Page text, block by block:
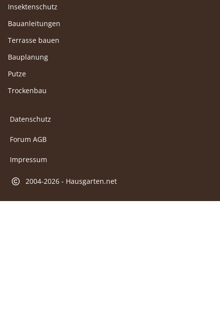
Insektenschutz
Bauanleitungen
Terrasse bauen
Bauplanung
Putze
Trockenbau
Datenschutz
Forum AGB
Impressum
2004-2026 - Hausgarten.net